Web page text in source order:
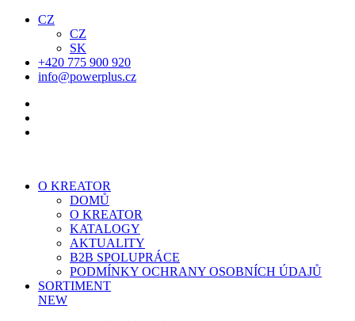
CZ
CZ
SK
+420 775 900 920
info@powerplus.cz
O KREATOR
DOMŮ
O KREATOR
KATALOGY
AKTUALITY
B2B SPOLUPRÁCE
PODMÍNKY OCHRANY OSOBNÍCH ÚDAJŮ
SORTIMENT
NEW